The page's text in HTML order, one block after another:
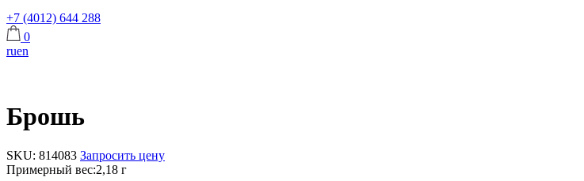
+7 (4012) 644 288
0
ruen
Брошь
SKU: 814083 Запросить цену
Примерный вес:2,18 г